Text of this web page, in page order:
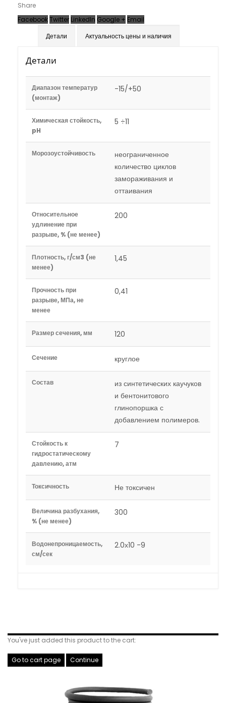
Share
FacebookTwitter LinkedIn Google + Email
Детали
Актуальность цены и наличия
Детали
Диапазон температур
(монтаж)
-15/+50
Химическая стойкость,
pH
5 ÷11
Морозоустойчивость
неограниченное
количество циклов
замораживания и
оттаивания
Относительное
удлинение при
разрыве, % (не менее)
200
Плотность, г/см3 (не
менее)
1,45
Прочность при
разрыве, МПа, не
менее
0,41
Размер сечения, мм 120
Сечение круглое
Состав
из синтетических каучуков
и бентонитового
глинопоршка с
добавлением полимеров.
Стойкость к
гидростатическому
давлению, атм
7
Токсичность Не токсичен
Величина разбухания,
% (не менее)
300
Водонепроницаемость,
см/сек
2.0х10 -9
You've just added this product to the cart:
Go to cart page Continue